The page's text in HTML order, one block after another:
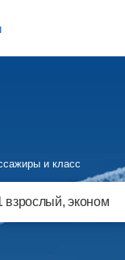
и класс